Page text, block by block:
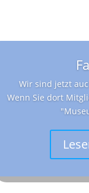
Wir sind jetzt
Wenn Sie dort